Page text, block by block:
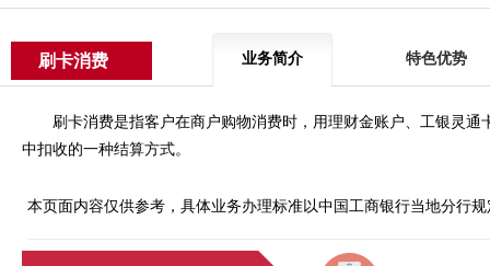
刷卡消费 业务简介 特色优势
刷卡消费是指客户在商户购物消费时，用理财金账户、工银灵通
中扣收的一种结算方式。
本页面内容仅供参考，具体业务办理标准以中国工商银行当地分行